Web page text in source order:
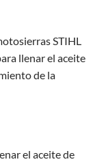
STIHL
llenar el aceite
de la
el aceite de